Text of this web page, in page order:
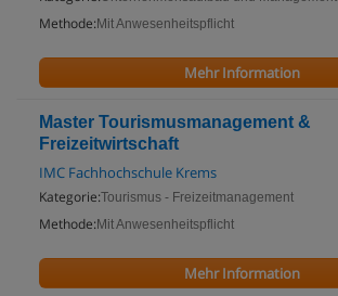
Methode: Mit Anwesenheitspflicht
Mehr Information
Master Tourismusmanagement &
Freizeitwirtschaft
IMC Fachhochschule Krems
Kategorie:Tourismus - Freizeitmanagement
Methode: Mit Anwesenheitspflicht
Mehr Information